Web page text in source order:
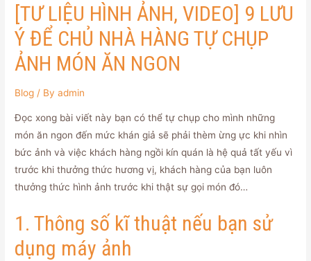
[TƯ LIỆU HÌNH ẢNH, VIDEO] 9 LƯU
Ý ĐỂ CHỦ NHÀ HÀNG TỰ CHỤP
ẢNH MÓN ĂN NGON
Blog / Byadmin
Đọc xong bài viết này bạn có thể tự chụp cho mình những
món ăn ngon đến mức khán giả sẽ phải thèm ừng ực khi nhìn
bức ảnh và việc khách hàng ngồi kín quán là hệ quả tất yếu vì
trước khi thưởng thức hương vị, khách hàng của bạn luôn
thưởng thức hình ảnh trước khi thật sự gọi món đó…
1. Thông số kĩ thuật nếu bạn sử
dụng máy ảnh